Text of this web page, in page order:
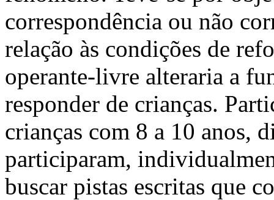
correspondência ou não
relação às condições de
operante-livre alteraria a
responder de crianças.
crianças com 8 a 10 anos,
participaram,
buscar pistas escritas que